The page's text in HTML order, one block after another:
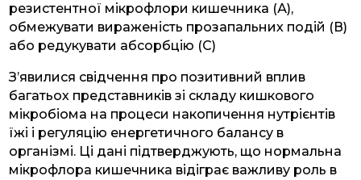
резистентної мікрофлори кишечника (А),
обмежувати вираженість прозапальних подій (В)
або редукувати абсорбцію (С)
З’явилися свідчення про позитивний вплив
багатьох представників зі складу кишкового
мікробіома на процеси накопичення нутрієнтів
їжі і регуляцію енергетичного балансу в
організмі. Ці дані підтверджують, що нормальна
мікрофлора кишечника відіграє важливу роль в